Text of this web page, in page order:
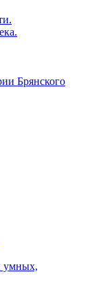
Брянского
умных,